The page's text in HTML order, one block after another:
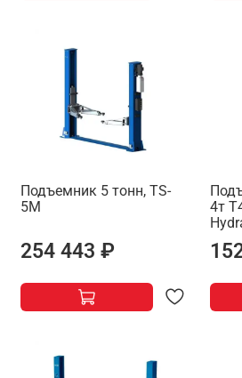
Подъемник 5 тонн, TS-
5M
254 443 ₽
4т